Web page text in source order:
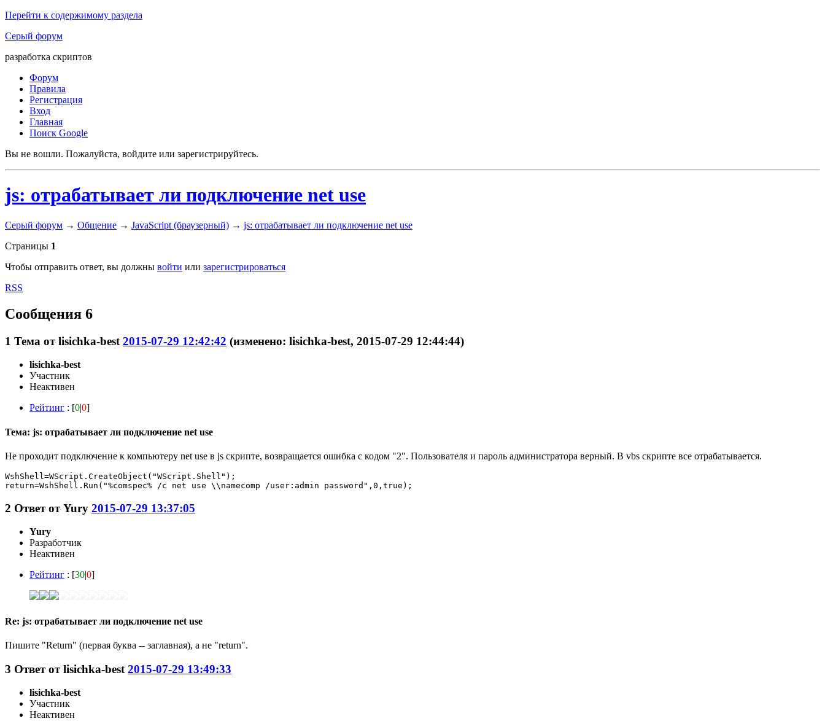
Перейти к содержимому раздела
Серый форум
разработка скриптов
Форум
Правила
Регистрация
Вход
Главная
Поиск Google
Вы не вошли. Пожалуйста, войдите или зарегистрируйтесь.
js: отрабатывает ли подключение net use
Серый форум → Общение → JavaScript (браузерный) → js: отрабатывает ли подключение net use
Страницы 1
Чтобы отправить ответ, вы должны войти или зарегистрироваться
RSS
Сообщения 6
1 Тема отlisichka-best 2015-07-29 12:42:42 (изменено: lisichka-best, 2015-07-29 12:44:44)
lisichka-best
Участник
Неактивен
Рейтинг : [0|0]
Тема: js: отрабатывает ли подключение net use
Не проходит подключение к компьютеру net use в js скрипте, возвращается ошибка с кодом "2". Пользователя и пароль администратора верный. В vbs скрипте все отрабатывается.
WshShell=WScript.CreateObject("WScript.Shell");
return=WshShell.Run("%comspec% /c net use \\namecomp /user:admin password",0,true);
2 Ответ отYury 2015-07-29 13:37:05
Yury
Разработчик
Неактивен
Рейтинг : [30|0]
Re: js: отрабатывает ли подключение net use
Пишите "Return" (первая буква -- заглавная), а не "return".
3 Ответ отlisichka-best 2015-07-29 13:49:33
lisichka-best
Участник
Неактивен